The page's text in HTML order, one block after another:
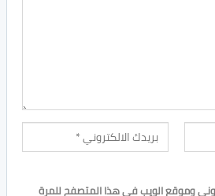
وموقع الويب في هذا المتصفح للمرة